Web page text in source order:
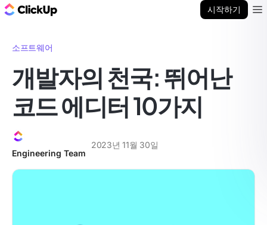
시작하기
소프트웨어
개발자의 천국: 뛰어난
코드 에디터 10가지
Engineering Team
2023년 11월 30일